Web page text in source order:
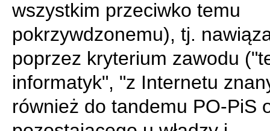
wszystkim przeciwko temu
pokrzywdzonemu), tj.
poprzez kryterium zawodu
informatyk", "z Internetu
również do tandemu PO-PiS